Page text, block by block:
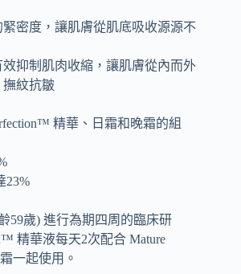
密度，讓肌膚從肌底吸收源源不
抑制肌肉收縮，讓肌膚從內而外
撫紋抗皺
精華、日霜和晚霜的組
23%
59歲) 進行為期四周的臨床研
精華液每天2次配合 Mature
一起使用。